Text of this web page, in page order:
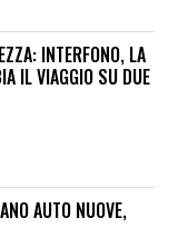
INTERFONO, LA
IL VIAGGIO SU DUE
AUTO NUOVE,